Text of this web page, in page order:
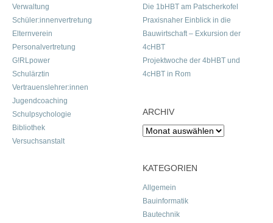
Verwaltung
Schüler:innenvertretung
Elternverein
Personalvertretung
G!RLpower
Schulärztin
Vertrauenslehrer:innen
Jugendcoaching
Schulpsychologie
Bibliothek
Versuchsanstalt
Die 1bHBT am Patscherkofel
Praxisnaher Einblick in die
Bauwirtschaft – Exkursion der
4cHBT
Projektwoche der 4bHBT und
4cHBT in Rom
ARCHIV
Archiv
KATEGORIEN
Allgemein
Bauinformatik
Bautechnik